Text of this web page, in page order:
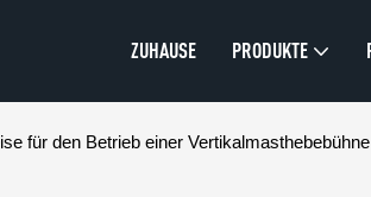
ZUHAUSE PRODUKTE
für den Betrieb einer Vertikalmasthebebühne